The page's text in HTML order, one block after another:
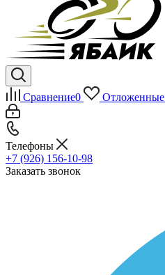
Сравнение0 Отложенные
Телефоны
+7 (926) 156-10-98
Заказать звонок